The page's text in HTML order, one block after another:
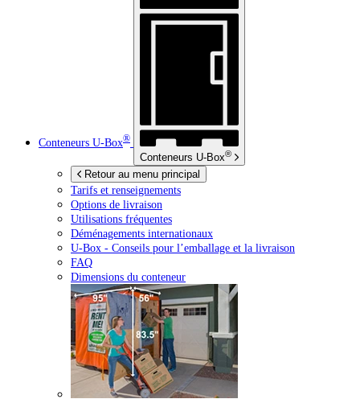
Conteneurs U-Box®
Conteneurs U-Box®
Retour au menu principal
Tarifs et renseignements
Options de livraison
Utilisations fréquentes
Déménagements internationaux
U-Box - Conseils pour l’emballage et la livraison
FAQ
Dimensions du conteneur